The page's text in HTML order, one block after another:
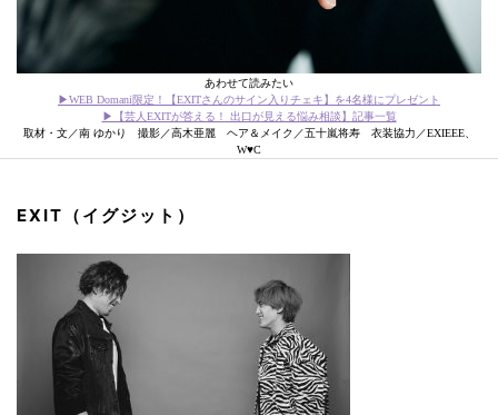
あわせて読みたい
▶WEB Domani限定！【EXITさんのサイン入りチェキ】を4名様にプレゼント
▶【芸人EXITが答える！ 出口が見える悩み相談】記事一覧
取材・文／南 ゆかり 撮影／高木亜麗 ヘア＆メイク／五十嵐将寿 衣装協力／EXIEEE、
W♥C
EXIT（イグジット）